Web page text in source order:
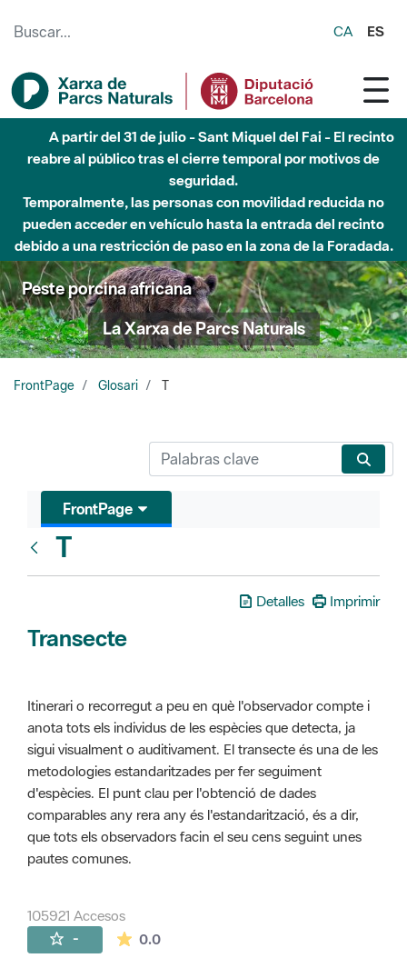
CA ES
A partir del 31 de julio - Sant Miquel del Fai - El recinto
reabre al público tras el cierre temporal por motivos de
seguridad.
Temporalmente, las personas con movilidad reducida no
pueden acceder en vehículo hasta la entrada del recinto
debido a una restricción de paso en la zona de la Foradada.
Peste porcina africana
La Xarxa de Parcs Naturals
FrontPage Glosari T
FrontPage
T
Detalles Imprimir
Transecte
Itinerari o recorregut a peu en què l'observador compte i
anota tots els individus de les espècies que detecta, ja
sigui visualment o auditivament. El transecte és una de les
metodologies estandaritzades per fer seguiment
d'espècies. El punt clau per l'obtenció de dades
comparables any rera any és l'estandarització, és a dir,
que tots els observadors facin el seu cens seguint unes
pautes comunes.
105921 Accesos
- 0.0La valoración media es de 0 estrellas de